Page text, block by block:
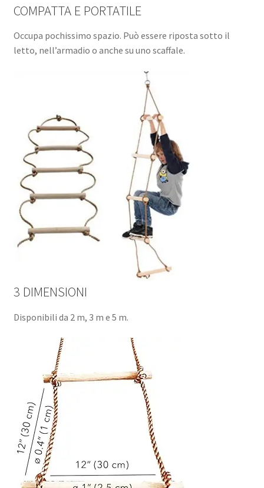
COMPATTA E PORTATILE
Occupa pochissimo spazio. Può essere riposta sotto il
letto, nell’armadio o anche su uno scaffale.
3 DIMENSIONI
Disponibili da 2 m, 3 m e 5 m.